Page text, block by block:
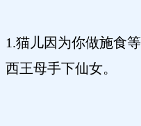
1.猫儿因为你做施食
西王母手下仙女。